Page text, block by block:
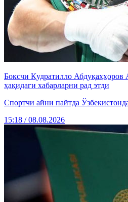
Боксчи Қудратилло
ҳақидаги хабарларни рад этди
Спортчи айни пайтда
15:18 / 08.08.2026